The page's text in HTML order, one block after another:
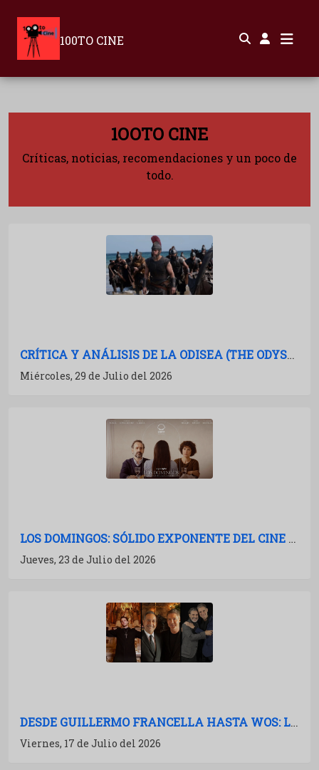
100TO CINE
1OOTO CINE
Críticas, noticias, recomendaciones y un poco de
todo.
CRÍTICA Y ANÁLISIS DE LA ODISEA (THE ODYSSEY): NOLAN A TODA POTENCIA
Miércoles, 29 de Julio del 2026
LOS DOMINGOS: SÓLIDO EXPONENTE DEL CINE ESPAÑOL
Jueves, 23 de Julio del 2026
DESDE GUILLERMO FRANCELLA HASTA WOS: LAS PELÍCULAS ARGENTINAS PARA 2027
Viernes, 17 de Julio del 2026